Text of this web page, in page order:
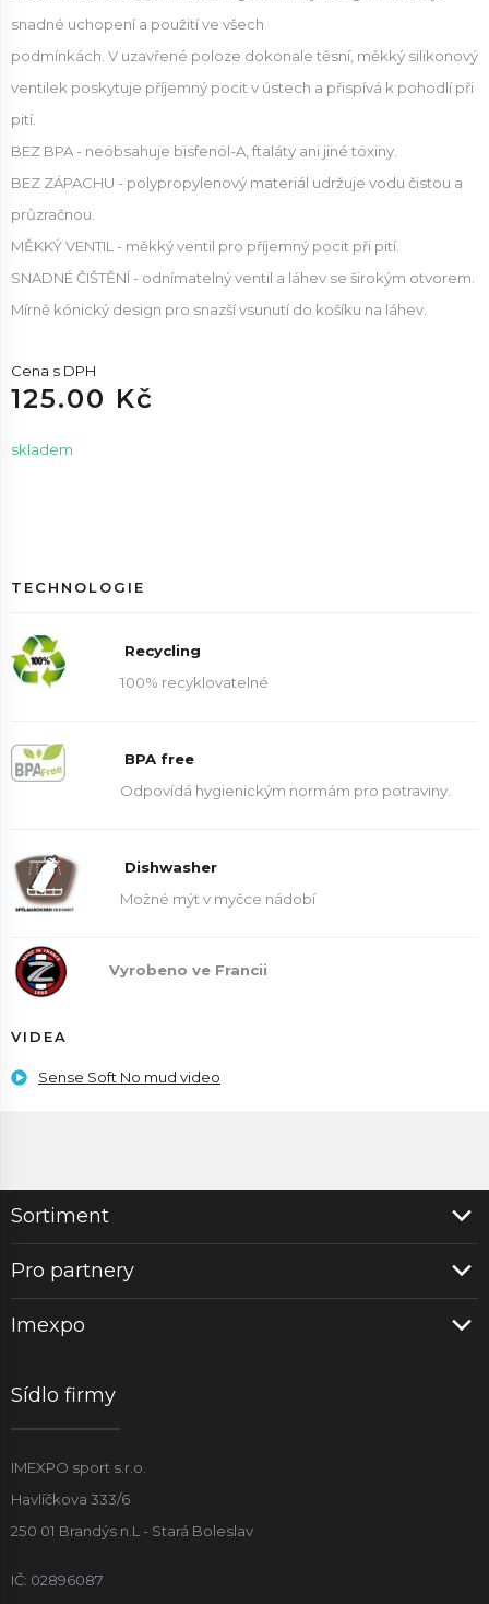
snadné uchopení a použití ve všech
podmínkách. V uzavřené poloze dokonale těsní, měkký silikonový
ventilek poskytuje příjemný pocit v ústech a přispívá k pohodlí při
pití.
BEZ BPA - neobsahuje bisfenol-A, ftaláty ani jiné toxiny.
BEZ ZÁPACHU - polypropylenový materiál udržuje vodu čistou a
průzračnou.
MĚKKÝ VENTIL - měkký ventil pro příjemný pocit při pití.
SNADNÉ ČIŠTĚNÍ - odnímatelný ventil a láhev se širokým otvorem.
Mírně kónický design pro snazší vsunutí do košíku na láhev.
Cena s DPH
125.00 Kč
skladem
TECHNOLOGIE
Recycling
100% recyklovatelné
BPA free
Odpovídá hygienickým normám pro potraviny.
Dishwasher
Možné mýt v myčce nádobí
Vyrobeno ve Francii
VIDEA
Sense Soft No mud video
Sortiment
Pro partnery
Imexpo
Sídlo firmy
IMEXPO sport s.r.o.
Havlíčkova 333/6
250 01 Brandýs n.L - Stará Boleslav
IČ: 02896087